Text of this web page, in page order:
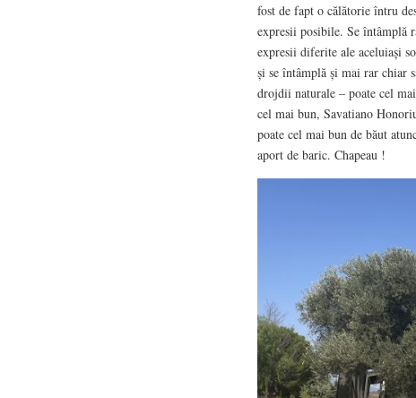
fost de fapt o călătorie întru
expresii posibile. Se întâmplă
expresii diferite ale aceluiași
și se întâmplă și mai rar chiar
drojdii naturale – poate cel
cel mai bun, Savatiano
poate cel mai bun de băut
aport de baric. Chapeau !